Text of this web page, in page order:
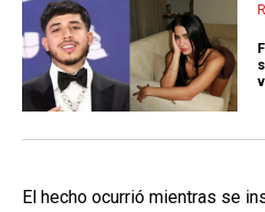
El hecho ocurrió mientras se